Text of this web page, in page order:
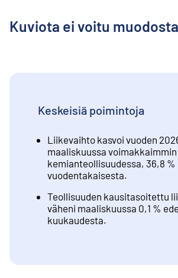
Kuviota ei voitu
Keskeisiä poimintoja
Liikevaihto kasvoi vuoden
maaliskuussa voimakkaimmin
kemianteollisuudessa, 36,8 %
vuodentakaisesta.
Teollisuuden kausitasoitettu
väheni maaliskuussa 0,1 %
kuukaudesta.